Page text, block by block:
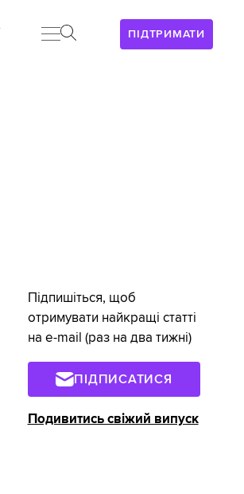
ПІДТРИМАТИ
Підпишіться, щоб
отримувати найкращі статті
на e-mail (раз на два тижні)
ПІДПИСАТИСЯ
Подивитись свіжий випуск